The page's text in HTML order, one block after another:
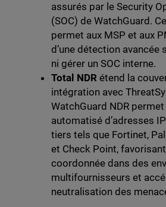
assurés par le Security
(SOC) de WatchGuard.
permet aux MSP et aux
d’une détection avancée
ni gérer un SOC interne.
Total NDR étend la
intégration avec
WatchGuard NDR
automatisé d’adresses
tiers tels que Fortinet,
et Check Point,
coordonnée dans des
multifournisseurs et
neutralisation des